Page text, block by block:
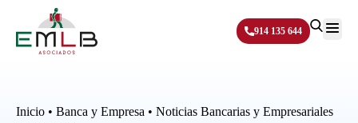
914 135 644
Inicio • Banca y Empresa • Noticias Bancarias y Empresariales